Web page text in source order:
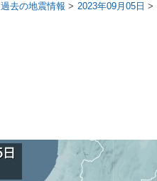
過去の地震情報 2023年09月05日